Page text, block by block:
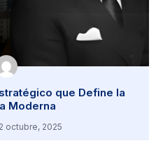
que Define la
Moderna
octubre, 2025